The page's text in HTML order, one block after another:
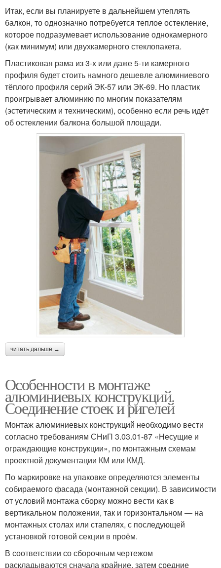
Итак, если вы планируете в дальнейшем утеплять
балкон, то однозначно потребуется теплое остекление,
которое подразумевает использование однокамерного
(как минимум) или двухкамерного стеклопакета.
Пластиковая рама из 3-х или даже 5-ти камерного
профиля будет стоить намного дешевле алюминиевого
тёплого профиля серий ЭК-57 или ЭК-69. Но пластик
проигрывает алюминию по многим показателям
(эстетическим и техническим), особенно если речь идёт
об остеклении балкона большой площади.
читать дальше →
Особенности в монтаже
алюминиевых конструкций.
Соединение стоек и ригелей
Монтаж алюминиевых конструкций необходимо вести
согласно требованиям СНиП 3.03.01-87 «Несущие и
ограждающие конструкции», по монтажным схемам
проектной документации КМ или КМД.
По маркировке на упаковке определяются элементы
собираемого фасада (монтажной секции). В зависимости
от условий монтажа сборку можно вести как в
вертикальном положении, так и горизонтальном — на
монтажных столах или стапелях, с последующей
установкой готовой секции в проём.
В соответствии со сборочным чертежом
раскладываются сначала крайние, затем средние